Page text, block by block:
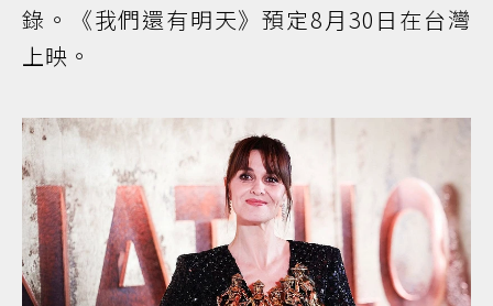
錄。《我們還有明天》預定8月30日在台灣
上映。